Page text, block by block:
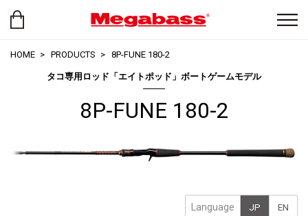
HOME PRODUCTS 8P-FUNE 180-2
タコ専用ロッド「エイトポッド」ボートゲームモデル
8P-FUNE 180-2
Language JP EN